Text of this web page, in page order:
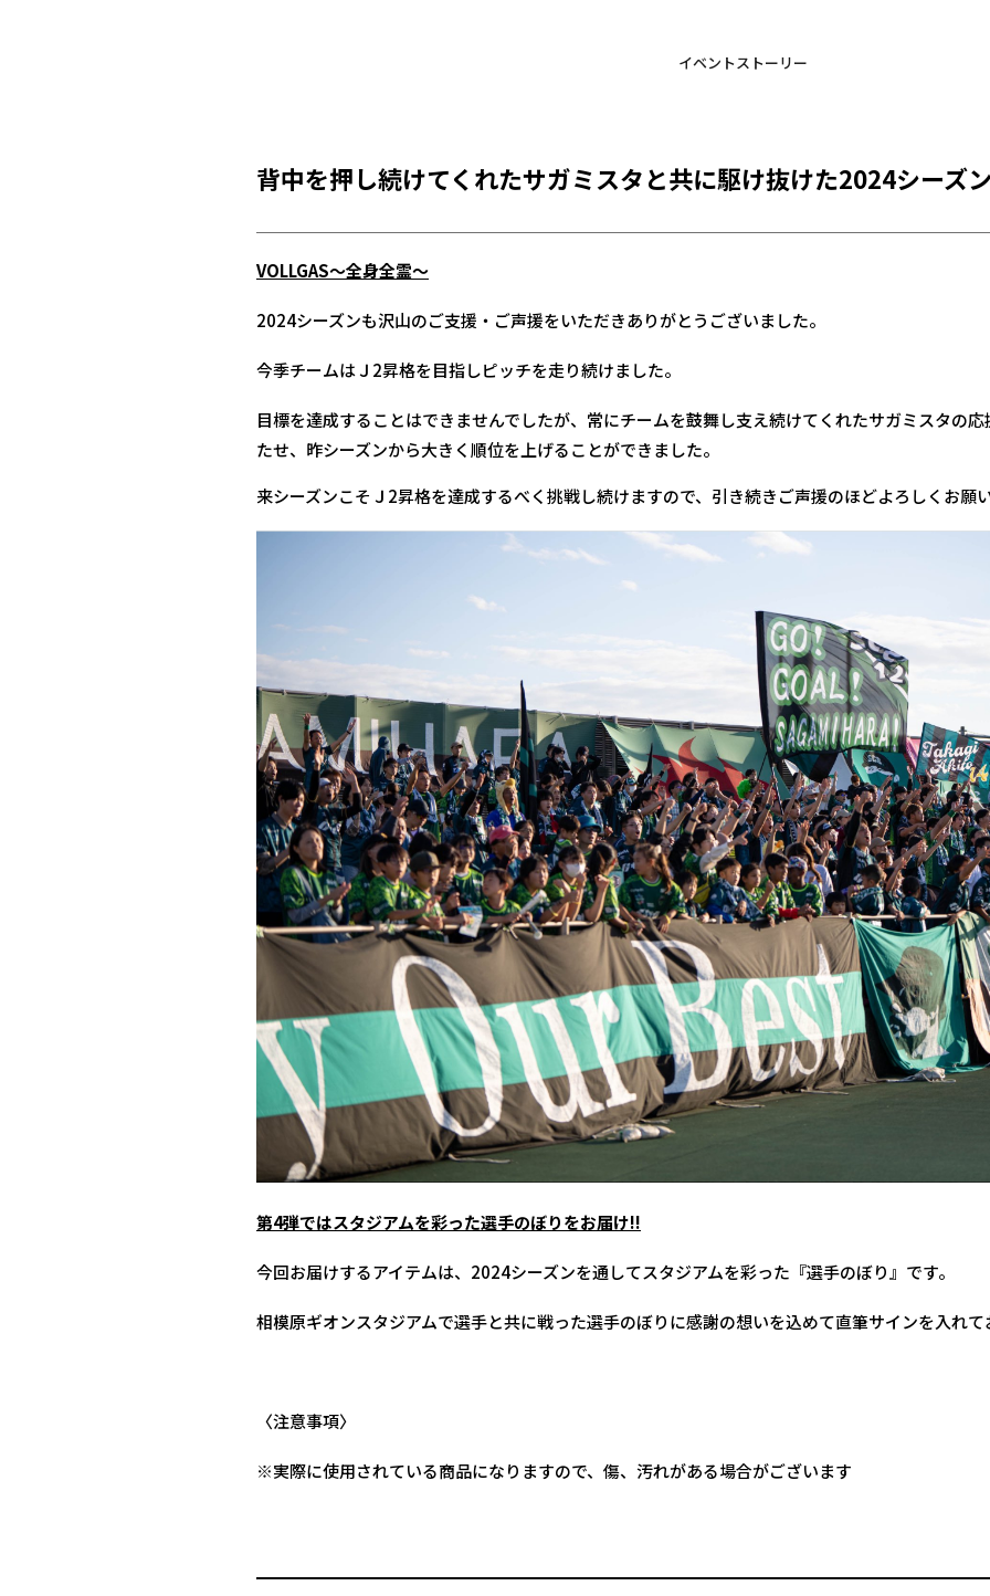
イベントストーリー
背中を押し続けてくれたサガミスタと共に駆け抜けた2024シーズ
VOLLGAS～全身全霊～
2024シーズンも沢山のご支援・ご声援をいただきありがとうございました。
今季チームはＪ2昇格を目指しピッチを走り続けました。
目標を達成することはできませんでしたが、常にチームを鼓舞し支え続けてくれたサガミスタの
たせ、昨シーズンから大きく順位を上げることができました。
来シーズンこそＪ2昇格を達成するべく挑戦し続けますので、引き続きご声援のほどよろしくお願
第4弾ではスタジアムを彩った選手のぼりをお届け!!
今回お届けするアイテムは、2024シーズンを通してスタジアムを彩った『選手のぼり』です。
相模原ギオンスタジアムで選手と共に戦った選手のぼりに感謝の想いを込めて直筆サインを入れ
〈注意事項〉
※実際に使用されている商品になりますので、傷、汚れがある場合がございます